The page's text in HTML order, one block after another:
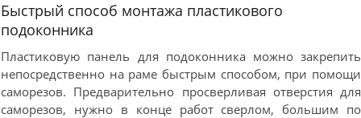
Быстрый способ монтажа пластикового
подоконника
Пластиковую панель для подоконника можно закрепить
непосредственно на раме быстрым способом, при помощи
саморезов. Предварительно просверливая отверстия для
саморезов, нужно в конце работ сверлом, большим по